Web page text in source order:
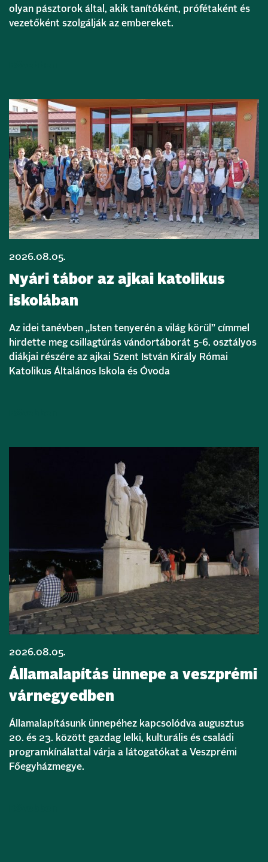
olyan pásztorok által, akik tanítóként, prófétaként és
vezetőként szolgálják az embereket.
2026.08.05.
Nyári tábor az ajkai katolikus
iskolában
Az idei tanévben „Isten tenyerén a világ körül” címmel
hirdette meg csillagtúrás vándortáborát 5-6. osztályos
diákjai részére az ajkai Szent István Király Római
Katolikus Általános Iskola és Óvoda
2026.08.05.
Államalapítás ünnepe a veszprémi
várnegyedben
Államalapításunk ünnepéhez kapcsolódva augusztus
20. és 23. között gazdag lelki, kulturális és családi
programkínálattal várja a látogatókat a Veszprémi
Főegyházmegye.